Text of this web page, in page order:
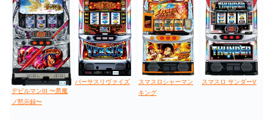
デビルマンIII 〜悪魔
ノ黙示録〜
バーサスリヴァイズ
スマスロシャーマン
キング
スマスロ サンダーV